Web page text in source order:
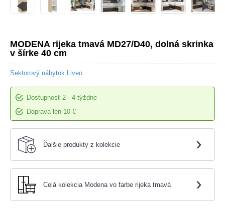
MODENA rijeka tmavá MD27/D40, dolná skrinka
v šírke 40 cm
Sektorový nábytok Liveo
Dostupnosť 2 - 4 týždne
Doprava len 10 €
Ďalšie produkty z kolekcie ›
Celá kolekcia Modena vo farbe rijeka tmavá ›